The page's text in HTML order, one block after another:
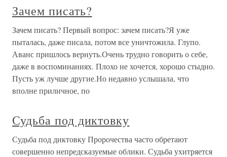
Зачем писать?
Зачем писать? Первый вопрос: зачем писать?Я уже
пыталась, даже писала, потом все уничтожила. Глупо.
Аванс пришлось вернуть.Очень трудно говорить о себе,
даже в воспоминаниях. Плохо не хочется, хорошо стыдно.
Пусть уж лучше другие.Но недавно услышала, что
вполне приличное, по
Судьба под диктовку
Судьба под диктовку Пророчества часто обретают
совершенно непредсказуемые облики. Судьба ухитряется